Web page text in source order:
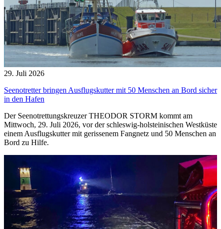
29. Juli 2026
Seenotretter bringen Ausflugskutter mit 50 Menschen an Bord sicher
in den Hafen
Der Seenotrettungskreuzer THEODOR STORM kommt am
Mittwoch, 29. Juli 2026, vor der schleswig-holsteinischen Westküste
einem Ausflugskutter mit gerissenem Fangnetz und 50 Menschen an
Bord zu Hilfe.